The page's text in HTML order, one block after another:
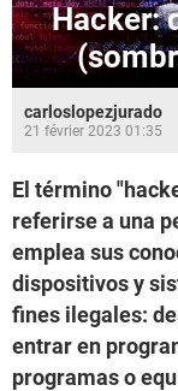
Hacker:
carloslopezjurado
21 février 2023 01:35
El término
referirse a una
emplea sus
dispositivos y
fines ilegales:
entrar en
programas o